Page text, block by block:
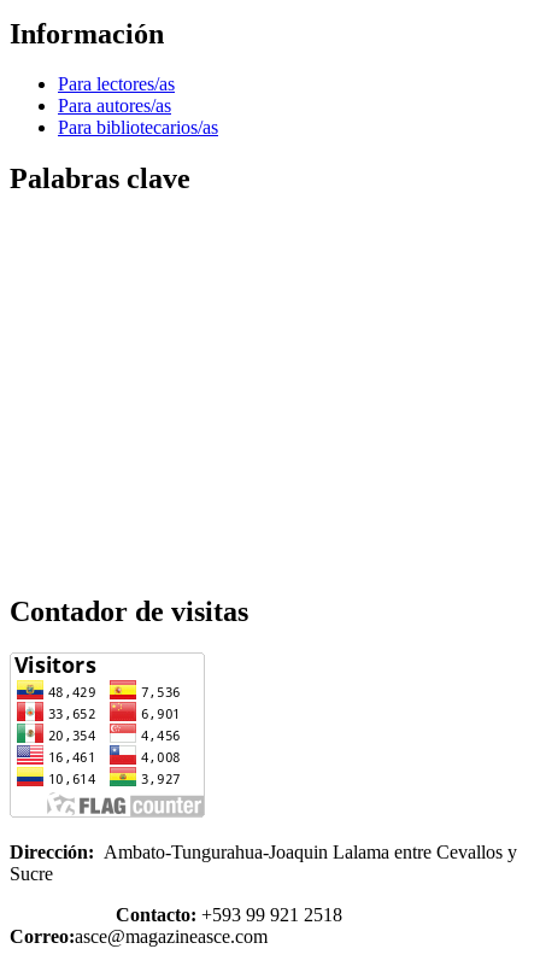
Información
Para lectores/as
Para autores/as
Para bibliotecarios/as
Palabras clave
Contador de visitas
Dirección: Ambato-Tungurahua-Joaquin Lalama entre Cevallos y
Sucre
Contacto: +593 99 921 2518
Correo:asce@magazineasce.com